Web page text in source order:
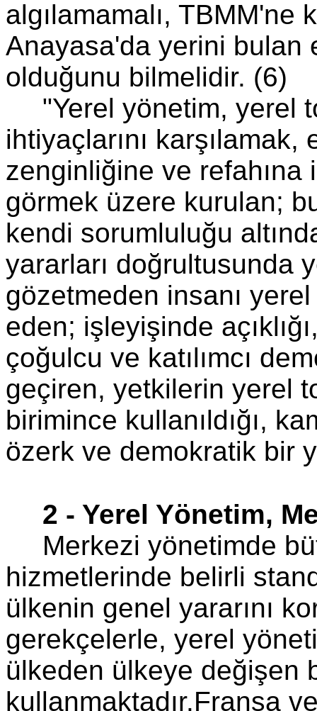
algılamamalı, TBMM'ne
Anayasa'da yerini bulan
olduğunu bilmelidir. (6)
"Yerel yönetim, yerel
ihtiyaçlarını
zenginliğine ve
görmek üzere kurulan;
kendi sorumluluğu
yararları doğrultusunda
gözetmeden insanı
eden; işleyişinde
çoğulcu ve katılımcı
geçiren, yetkilerin yerel
birimince kullanıldığı,
özerk ve demokratik bir
2 - Yerel Yönetim,
Merkezi yönetimde
hizmetlerinde belirli
ülkenin genel yararını
gerekçelerle, yerel
ülkeden ülkeye değişen
kullanmaktadır.Fransa